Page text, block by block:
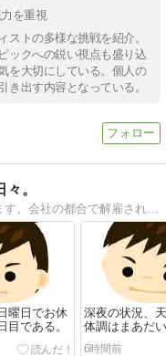
を重視
ストの多様な挑戦を紹介。
ックへの鋭い視点も盛り込
を大切にしている。個人の
出す内容となっている。
。
突然の解雇され失業した日々を綴ります。会社の都合で解雇され素浪人となったサンダルニャーゴのブログです。
曜日でお休
目である。
深夜の状況、
体調はまあだ
2026/08/08。
6時間前